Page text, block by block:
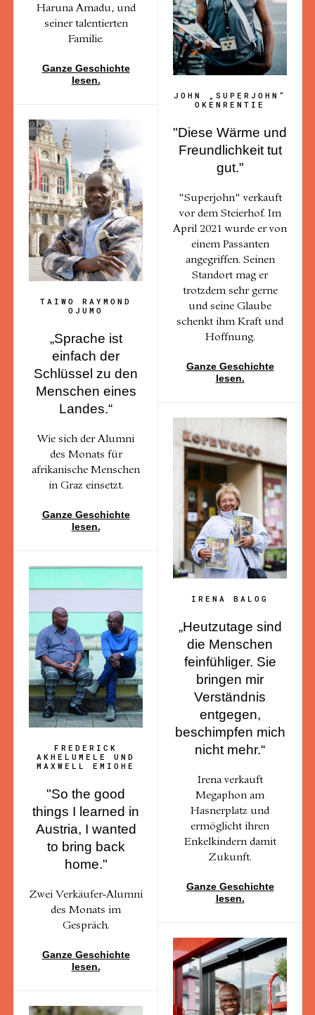
Haruna Amadu, und
seiner talentierten
Familie.
Ganze Geschichte
lesen.
TAIWO RAYMOND
OJUMO
„Sprache ist
einfach der
Schlüssel zu den
Menschen eines
Landes.“
Wie sich der Alumni
des Monats für
afrikanische Menschen
in Graz einsetzt.
Ganze Geschichte
lesen.
FREDERICK
AKHELUMELE UND
MAXWELL EMIOHE
"So the good
things I learned in
Austria, I wanted
to bring back
home."
Zwei Verkäufer-Alumni
des Monats im
Gespräch.
Ganze Geschichte
lesen.
JOHN „SUPERJOHN“
OKENRENTIE
"Diese Wärme und
Freundlichkeit tut
gut."
"Superjohn" verkauft
vor dem Steierhof. Im
April 2021 wurde er von
einem Passanten
angegriffen. Seinen
Standort mag er
trotzdem sehr gerne
und seine Glaube
schenkt ihm Kraft und
Hoffnung.
Ganze Geschichte
lesen.
IRENA BALOG
„Heutzutage sind
die Menschen
feinfühliger. Sie
bringen mir
Verständnis
entgegen,
beschimpfen mich
nicht mehr.“
Irena verkauft
Megaphon am
Hasnerplatz und
ermöglicht ihren
Enkelkindern damit
Zukunft.
Ganze Geschichte
lesen.